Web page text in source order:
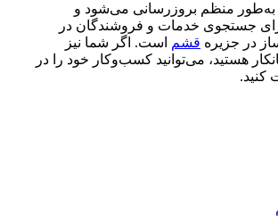
منظم بروزرسانی می‌شود و
جستجوی خدمات و فروشندگان در
در جزیره قشم
است. اگر شما نیز
هستید، می‌توانید کسب‌وکار خود را در
کنید.